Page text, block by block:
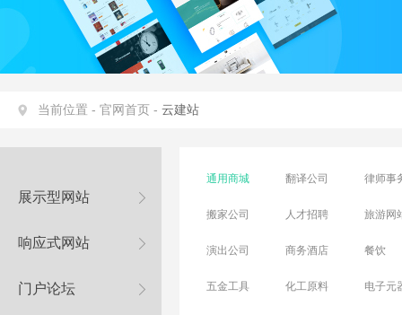
当前位置 - 官网首页 - 云建站
展示型网站
响应式网站
门户论坛
通用商城 翻译公司 律师事
搬家公司 人才招聘 旅游网
演出公司 商务酒店 餐饮
五金工具 化工原料 电子元